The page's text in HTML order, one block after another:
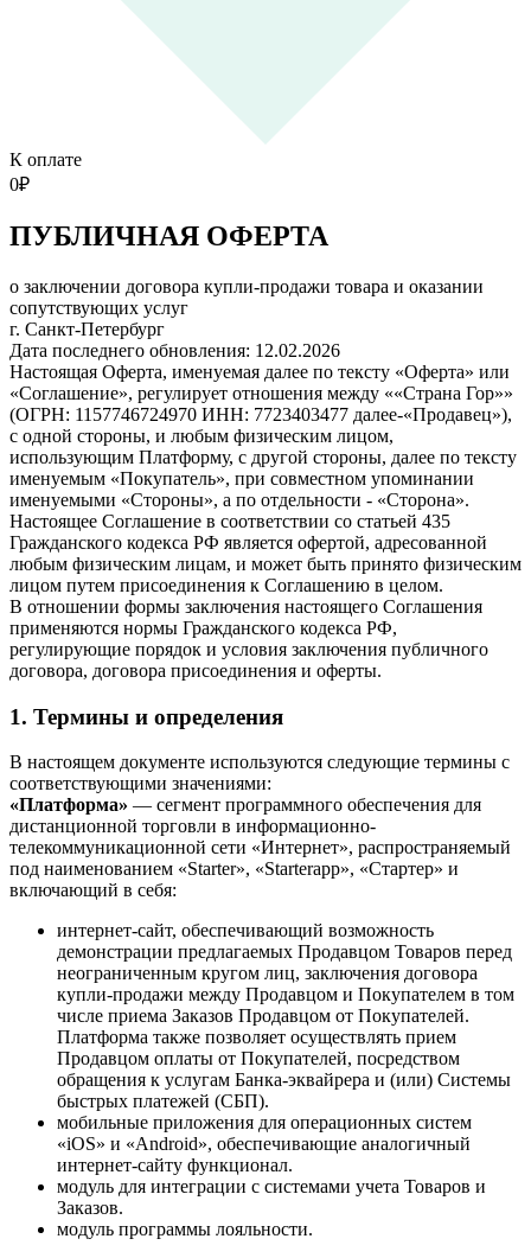
К оплате
0₽
ПУБЛИЧНАЯ ОФЕРТА
о заключении договора купли-продажи товара и оказании
сопутствующих услуг
г. Санкт-Петербург
Дата последнего обновления: 12.02.2026
Настоящая Оферта, именуемая далее по тексту «Оферта» или
«Соглашение», регулирует отношения между ««Страна Гор»»
(ОГРН: 1157746724970 ИНН: 7723403477 далее-«Продавец»),
с одной стороны, и любым физическим лицом,
использующим Платформу, с другой стороны, далее по тексту
именуемым «Покупатель», при совместном упоминании
именуемыми «Стороны», а по отдельности - «Сторона».
Настоящее Соглашение в соответствии со статьей 435
Гражданского кодекса РФ является офертой, адресованной
любым физическим лицам, и может быть принято физическим
лицом путем присоединения к Соглашению в целом.
В отношении формы заключения настоящего Соглашения
применяются нормы Гражданского кодекса РФ,
регулирующие порядок и условия заключения публичного
договора, договора присоединения и оферты.
1. Термины и определения
В настоящем документе используются следующие термины с
соответствующими значениями:
«Платформа» — сегмент программного обеспечения для
дистанционной торговли в информационно-
телекоммуникационной сети «Интернет», распространяемый
под наименованием «Starter», «Starterapp», «Стартер» и
включающий в себя:
интернет-сайт, обеспечивающий возможность
демонстрации предлагаемых Продавцом Товаров перед
неограниченным кругом лиц, заключения договора
купли-продажи между Продавцом и Покупателем в том
числе приема Заказов Продавцом от Покупателей.
Платформа также позволяет осуществлять прием
Продавцом оплаты от Покупателей, посредством
обращения к услугам Банка-эквайрера и (или) Системы
быстрых платежей (СБП).
мобильные приложения для операционных систем
«iOS» и «Android», обеспечивающие аналогичный
интернет-сайту функционал.
модуль для интеграции с системами учета Товаров и
Заказов.
модуль программы лояльности.